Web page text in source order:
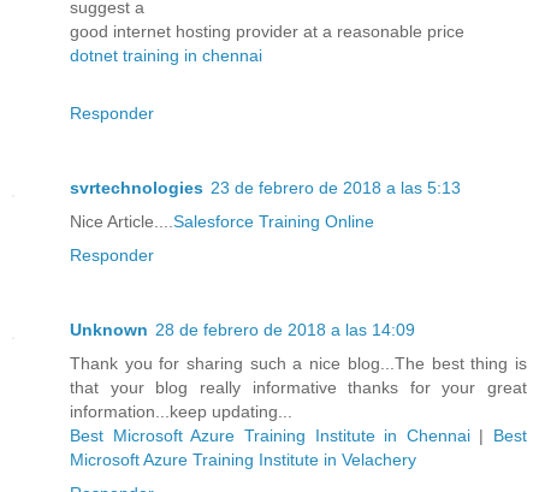
suggest a
good internet hosting provider at a reasonable price
dotnet training in chennai
Responder
svrtechnologies 23 de febrero de 2018 a las 5:13
Nice Article.... Salesforce Training Online
Responder
Unknown 28 de febrero de 2018 a las 14:09
Thank you for sharing such a nice blog...The best thing is
that your blog really informative thanks for your great
information...keep updating...
Best Microsoft Azure Training Institute in Chennai | Best
Microsoft Azure Training Institute in Velachery